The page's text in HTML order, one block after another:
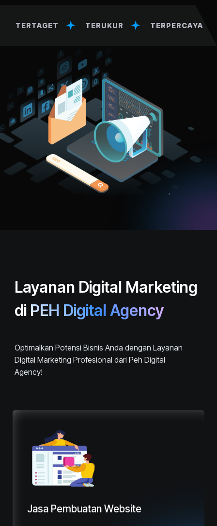
TERTAGET TERUKUR TERPERCAYA
Layanan Digital Marketing
di PEH Digital Agency
Optimalkan Potensi Bisnis Anda dengan Layanan
Digital Marketing Profesional dari Peh Digital
Agency!
Jasa Pembuatan Website